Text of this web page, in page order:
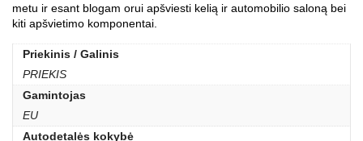
metu ir esant blogam orui apšviesti kelią ir automobilio saloną bei
kiti apšvietimo komponentai.
Priekinis / Galinis
PRIEKIS
Gamintojas
EU
Autodetalės kokybė